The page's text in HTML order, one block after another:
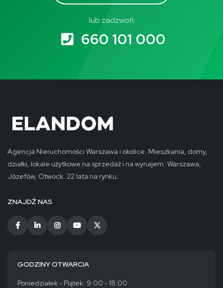
lub zadzwoń
660 101 000
Agencja Nieruchomości Warszawa i okolice. Mieszkania, domy,
działki, lokale użytkowe na sprzedaż i na wynajem. Warszawa,
Józefów, Otwock. 22 lata na rynku.
ZNAJDŹ NAS
GODZINY OTWARCIA
Poniedziałek - Piątek: 9:00 - 18:00